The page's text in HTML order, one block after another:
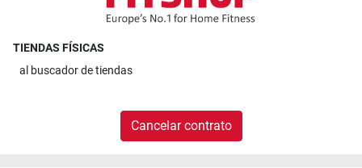
TIENDAS FÍSICAS
al buscador de tiendas
Cancelar contrato